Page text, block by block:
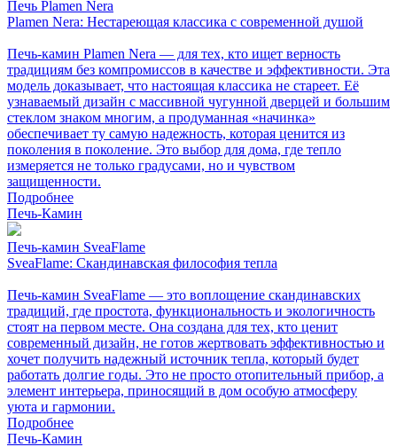
Печь Plamen Nera
Plamen Nera: Нестареющая классика с современной душой
Печь-камин Plamen Nera — для тех, кто ищет верность
традициям без компромиссов в качестве и эффективности. Эта
модель доказывает, что настоящая классика не стареет. Её
узнаваемый дизайн с массивной чугунной дверцей и большим
стеклом знаком многим, а продуманная «начинка»
обеспечивает ту самую надежность, которая ценится из
поколения в поколение. Это выбор для дома, где тепло
измеряется не только градусами, но и чувством
защищенности.
Подробнее
Печь-Камин
Печь-камин SveaFlame
SveaFlame: Скандинавская философия тепла
Печь-камин SveaFlame — это воплощение скандинавских
традиций, где простота, функциональность и экологичность
стоят на первом месте. Она создана для тех, кто ценит
современный дизайн, не готов жертвовать эффективностью и
хочет получить надежный источник тепла, который будет
работать долгие годы. Это не просто отопительный прибор, а
элемент интерьера, приносящий в дом особую атмосферу
уюта и гармонии.
Подробнее
Печь-Камин